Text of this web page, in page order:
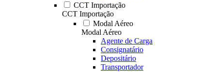
CCT Importação
CCT Importação
Modal Aéreo
Modal Aéreo
Agente de Carga
Consignatário
Depositário
Transportador